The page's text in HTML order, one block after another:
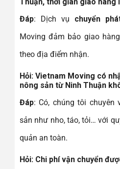
Đáp: Dịch vụ chuyển
Moving đảm bảo giao
theo địa điểm nhận.
Hỏi: Vietnam Moving có
nông sản từ Ninh Thuận
Đáp: Có, chúng tôi chuyên
sản như nho, táo, tỏi… với
quản an toàn.
Hỏi: Chi phí vận chuyển